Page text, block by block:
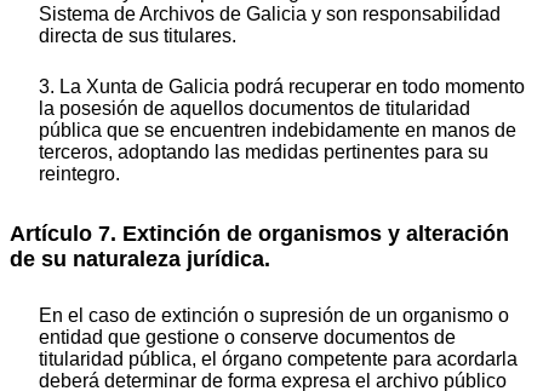
Sistema de Archivos de Galicia y son responsabilidad
directa de sus titulares.
3. La Xunta de Galicia podrá recuperar en todo momento
la posesión de aquellos documentos de titularidad
pública que se encuentren indebidamente en manos de
terceros, adoptando las medidas pertinentes para su
reintegro.
Artículo 7. Extinción de organismos y alteración
de su naturaleza jurídica.
En el caso de extinción o supresión de un organismo o
entidad que gestione o conserve documentos de
titularidad pública, el órgano competente para acordarla
deberá determinar de forma expresa el archivo público